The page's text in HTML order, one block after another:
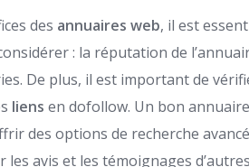
des annuaires web, il est
: la réputation de
De plus, il est important de
liens en dofollow. Un bon
des options de recherche
avis et les témoignages